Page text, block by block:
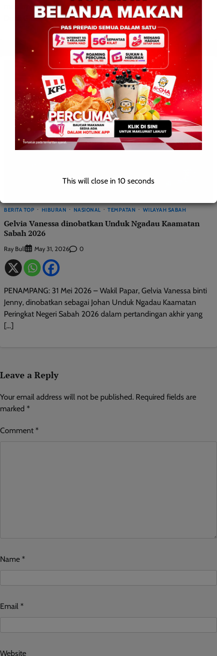
menikmati 1,000 croffles percuma sempena acara Chunk &
Dunk Global Premiere yang bakal berlangsung pada 22 […]
BERITA TOP HIBURAN NASIONAL TEMPATAN WILAYAH SABAH
Gelvia Vanessa dinobatkan Unduk Ngadau Kaamatan
Sabah 2026
Ray Bull May 31, 2026 0
PENAMPANG: 31 Mei 2026 – Wakil Papar, Gelvia Vanessa binti
Jenny, dinobatkan sebagai Johan Unduk Ngadau Kaamatan
Peringkat Negeri Sabah 2026 dalam pertandingan akhir yang
[…]
Leave a Reply
Your email address will not be published. Required fields are
marked *
Comment *
Name *
Email *
Website
This will close in9seconds